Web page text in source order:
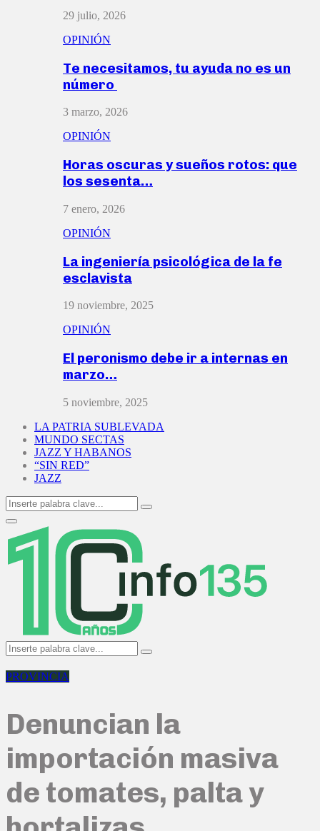
29 julio, 2026
OPINIÓN
Te necesitamos, tu ayuda no es un
número
3 marzo, 2026
OPINIÓN
Horas oscuras y sueños rotos: que
los sesenta…
7 enero, 2026
OPINIÓN
La ingeniería psicológica de la fe
esclavista
19 noviembre, 2025
OPINIÓN
El peronismo debe ir a internas en
marzo…
5 noviembre, 2025
LA PATRIA SUBLEVADA
MUNDO SECTAS
JAZZ Y HABANOS
“SIN RED”
JAZZ
Search
for:
Search
Primary
Menu
Search
for:
Search
PROVINCIA
Denuncian la
importación masiva
de tomates, palta y